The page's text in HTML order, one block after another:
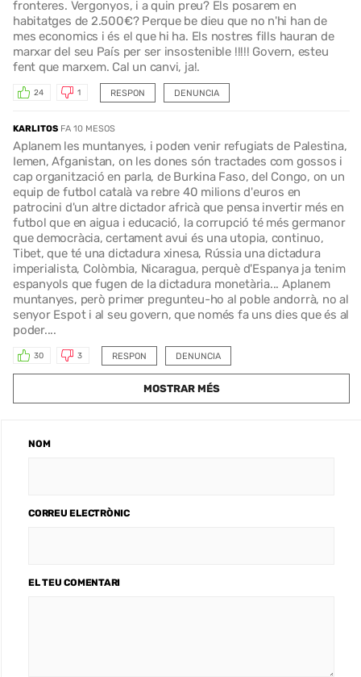
fronteres. Vergonyos, i a quin preu? Els posarem en
habitatges de 2.500€? Perque be dieu que no n'hi han de
mes economics i és el que hi ha. Els nostres fills hauran de
marxar del seu País per ser insostenible !!!!! Govern, esteu
fent que marxem. Cal un canvi, ja!.
RESPON
24 1 DENUNCIA
KARLITOS FA 10 MESOS
Aplanem les muntanyes, i poden venir refugiats de Palestina,
Iemen, Afganistan, on les dones són tractades com gossos i
cap organització en parla, de Burkina Faso, del Congo, on un
equip de futbol català va rebre 40 milions d'euros en
patrocini d'un altre dictador africà que pensa invertir més en
futbol que en aigua i educació, la corrupció té més germanor
que democràcia, certament avui és una utopia, continuo,
Tibet, que té una dictadura xinesa, Rússia una dictadura
imperialista, Colòmbia, Nicaragua, perquè d'Espanya ja tenim
espanyols que fugen de la dictadura monetària... Aplanem
muntanyes, però primer pregunteu-ho al poble andorrà, no al
senyor Espot i al seu govern, que només fa uns dies que és al
poder....
RESPON
30 3 DENUNCIA
MOSTRAR MÉS
NOM
CORREU ELECTRÒNIC
EL TEU COMENTARI